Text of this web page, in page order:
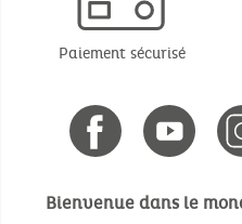
Paiement sécurisé
Bienvenue dans le